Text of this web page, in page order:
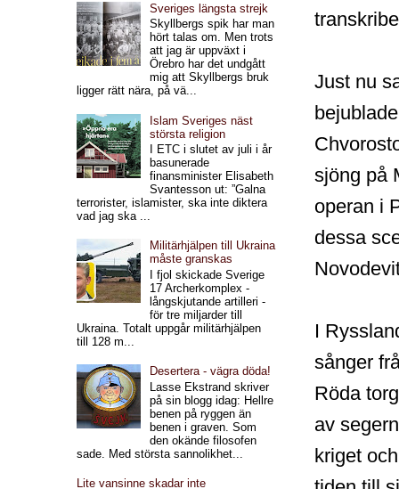
Just nu
sjöng på
operan i
dessa
I
sånger
Röda
av
kriget
Sveriges längsta strejk
Skyllbergs spik har man
hört talas om. Men trots
att jag är uppväxt i
Örebro har det undgått
mig att Skyllbergs bruk
ligger rätt nära, på vä...
Islam Sveriges näst
största religion
I ETC i slutet av juli i år
basunerade
finansminister Elisabeth
Svantesson ut: ”Galna
terrorister, islamister, ska inte diktera
vad jag ska ...
Militärhjälpen till Ukraina
måste granskas
I fjol skickade Sverige
17 Archerkomplex -
långskjutande artilleri -
för tre miljarder till
Ukraina. Totalt uppgår militärhjälpen
till 128 m...
Desertera - vägra döda!
Lasse Ekstrand skriver
på sin blogg idag: Hellre
benen på ryggen än
benen i graven. Som
den okände filosofen
sade. Med största sannolikhet...
Lite vansinne skadar inte